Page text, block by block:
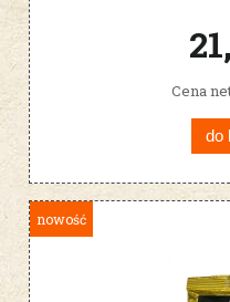
Cena
do
nowość